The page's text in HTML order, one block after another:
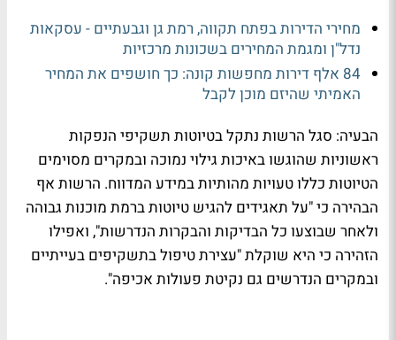
מחירי הדירות בפתח תקווה, רמת גן וגבעתיים - עסקאות
נדל"ן ומגמת המחירים בשכונות מרכזיות
84 אלף דירות מחפשות קונה: כך חושפים את המחיר
האמיתי שהיזם מוכן לקבל
הבעיה: סגל הרשות נתקל בטיוטות תשקיפי הנפקות
ראשוניות שהוגשו באיכות גילוי נמוכה ובמקרים מסוימים
הטיוטות כללו טעויות מהותיות במידע המדווח. הרשות אף
הבהירה כי "על תאגידים להגיש טיוטות ברמת מוכנות גבוהה
ולאחר שבוצעו כל הבדיקות והבקרות הנדרשות", ואפילו
הזהירה כי היא שוקלת "עצירת טיפול בתשקיפים בעייתיים
ובמקרים הנדרשים גם נקיטת פעולות אכיפה".